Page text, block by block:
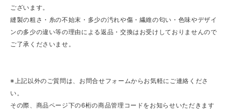
ございます。
縫製の粗さ・糸の不始末・多少の汚れや傷・繊維の匂い・色味やデザイ
ンの多少の違い等の理由による返品・交換はお受けしておりませんので
ご了承くださいませ。
※上記以外のご質問は、お問合せフォームからお気軽にご連絡くださ
い。
その際、商品ページ下の6桁の商品管理コードをお知らせいただきます